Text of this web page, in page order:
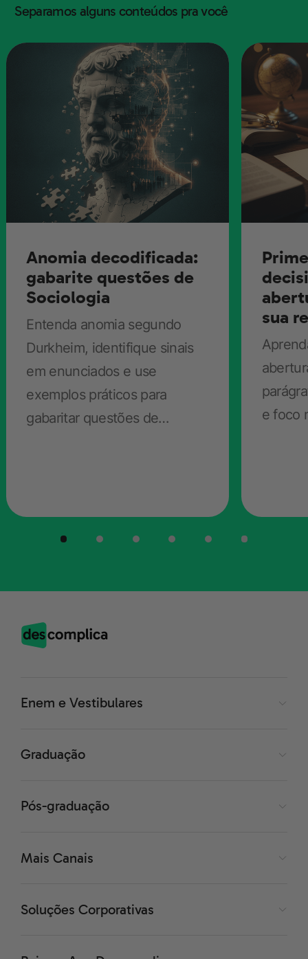
Separamos alguns conteúdos pra você
Anomia decodificada:
gabarite questões de
Sociologia
Entenda anomia segundo
Durkheim, identifique sinais
em enunciados e use
exemplos práticos para
gabaritar questões de
sua
e foco
Enem e Vestibulares
Graduação
Pós-graduação
Mais Canais
Soluções Corporativas